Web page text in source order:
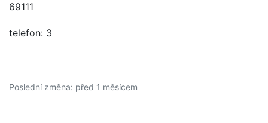
69111
telefon: 3
Poslední změna: před 1 měsícem